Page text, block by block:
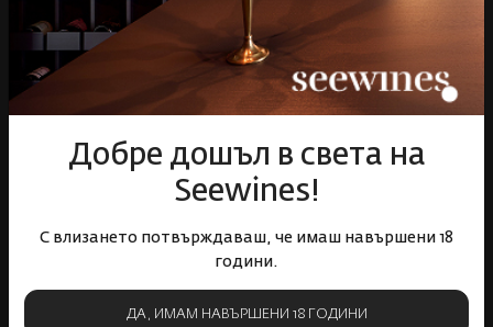
Добре дошъл в света на
Seewines!
С влизането потвърждаваш, че имаш навършени 18
години.
ДА, ИМАМ НАВЪРШЕНИ 18 ГОДИНИ
цялата страна
отстъпки
Пазарувай
Спиртни
Гурме
Събития